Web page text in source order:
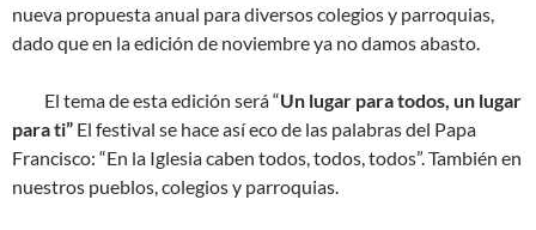
nueva propuesta anual para diversos colegios y parroquias,
dado que en la edición de noviembre ya no damos abasto.
El tema de esta edición será “Un lugar para todos, un lugar
para ti” El festival se hace así eco de las palabras del Papa
Francisco: “En la Iglesia caben todos, todos, todos”. También en
nuestros pueblos, colegios y parroquias.